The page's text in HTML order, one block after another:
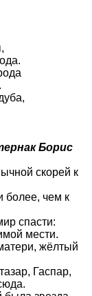
Борис
скорей к
более, чем к
спасти:
мести.
жёлтый
Гаспар,